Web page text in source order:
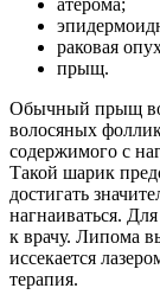
раковая
прыщ.
Обычный прыщ
волосяных
содержимого с
Такой шарик
достигать
нагнаиваться.
к врачу. Липома
иссекается
терапия.